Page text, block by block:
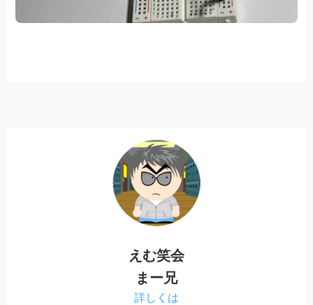
えむ笑会
まー兄
詳しくは